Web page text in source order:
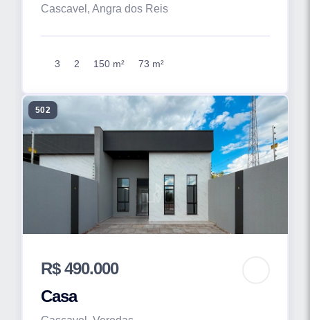
Cascavel, Angra dos Reis
3 2 150 m² 73 m²
502
R$ 490.000
Casa